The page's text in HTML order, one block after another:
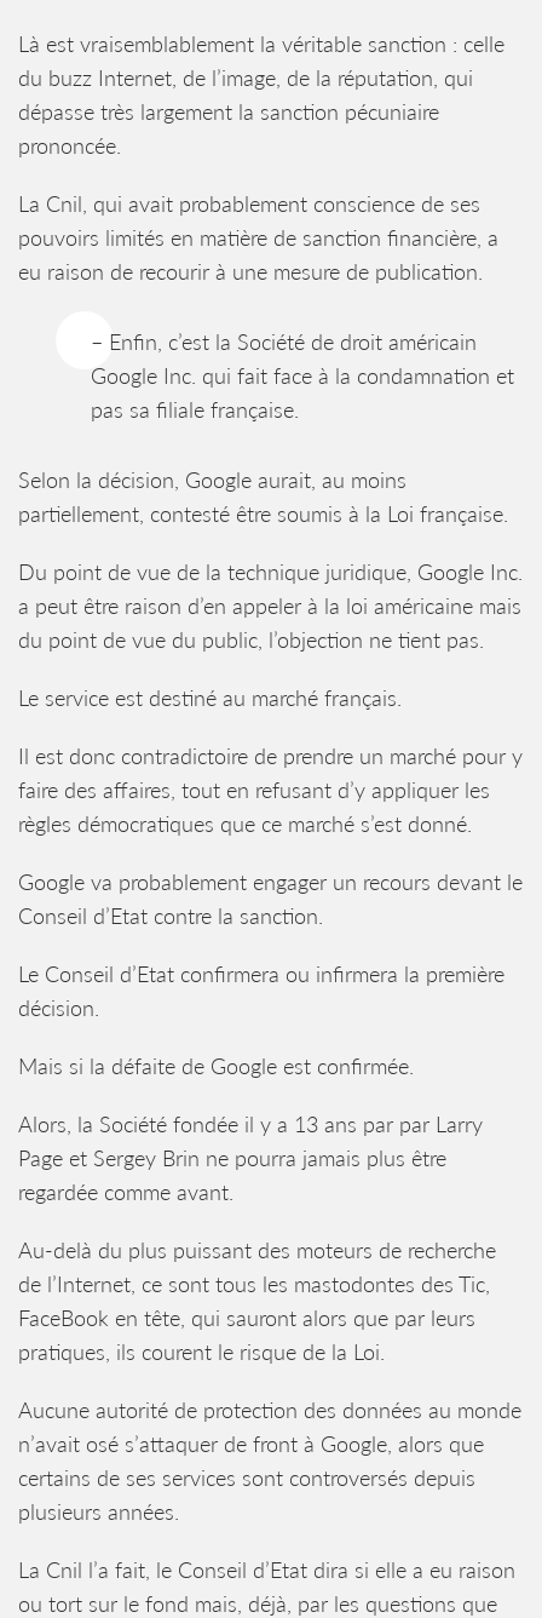
Là est vraisemblablement la véritable sanction : celle
du buzz Internet, de l’image, de la réputation, qui
dépasse très largement la sanction pécuniaire
prononcée.
La Cnil, qui avait probablement conscience de ses
pouvoirs limités en matière de sanction financière, a
eu raison de recourir à une mesure de publication.
– Enfin, c’est la Société de droit américain
Google Inc. qui fait face à la condamnation et
pas sa filiale française.
Selon la décision, Google aurait, au moins
partiellement, contesté être soumis à la Loi française.
Du point de vue de la technique juridique, Google Inc.
a peut être raison d’en appeler à la loi américaine mais
du point de vue du public, l’objection ne tient pas.
Le service est destiné au marché français.
Il est donc contradictoire de prendre un marché pour y
faire des affaires, tout en refusant d’y appliquer les
règles démocratiques que ce marché s’est donné.
Google va probablement engager un recours devant le
Conseil d’Etat contre la sanction.
Le Conseil d’Etat confirmera ou infirmera la première
décision.
Mais si la défaite de Google est confirmée.
Alors, la Société fondée il y a 13 ans par par Larry
Page et Sergey Brin ne pourra jamais plus être
regardée comme avant.
Au-delà du plus puissant des moteurs de recherche
de l’Internet, ce sont tous les mastodontes des Tic,
FaceBook en tête, qui sauront alors que par leurs
pratiques, ils courent le risque de la Loi.
Aucune autorité de protection des données au monde
n’avait osé s’attaquer de front à Google, alors que
certains de ses services sont controversés depuis
plusieurs années.
La Cnil l’a fait, le Conseil d’Etat dira si elle a eu raison
ou tort sur le fond mais, déjà, par les questions que